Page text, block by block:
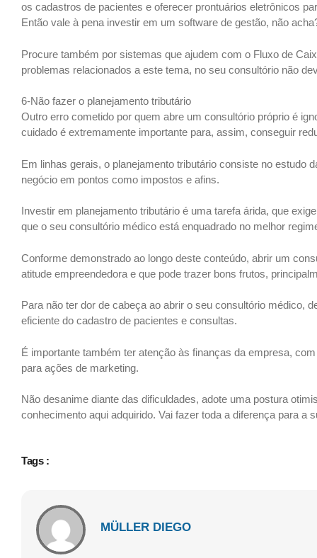
os cadastros de pacientes e oferecer prontuários eletrônicos
Então vale à pena investir em um software de gestão, não
Procure também por sistemas que ajudem com o Fluxo de
problemas relacionados a este tema, no seu consultório não
6-Não fazer o planejamento tributário
Outro erro cometido por quem abre um consultório próprio é
cuidado é extremamente importante para, assim, conseguir
Em linhas gerais, o planejamento tributário consiste no estudo
negócio em pontos como impostos e afins.
Investir em planejamento tributário é uma tarefa árida, que
que o seu consultório médico está enquadrado no melhor
Conforme demonstrado ao longo deste conteúdo, abrir um
atitude empreendedora e que pode trazer bons frutos,
Para não ter dor de cabeça ao abrir o seu consultório médico,
eficiente do cadastro de pacientes e consultas.
É importante também ter atenção às finanças da empresa,
para ações de marketing.
Não desanime diante das dificuldades, adote uma postura
conhecimento aqui adquirido. Vai fazer toda a diferença para a
Tags :
MÜLLER DIEGO